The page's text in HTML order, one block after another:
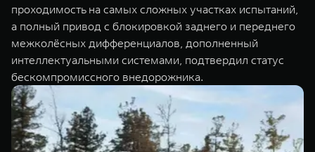
проходимость на самых сложных участках испытаний,
а полный привод c блокировкой заднего и переднего
межколёсных дифференциалов, дополненный
интеллектуальными системами, подтвердил статус
бескомпромиссного внедорожника.